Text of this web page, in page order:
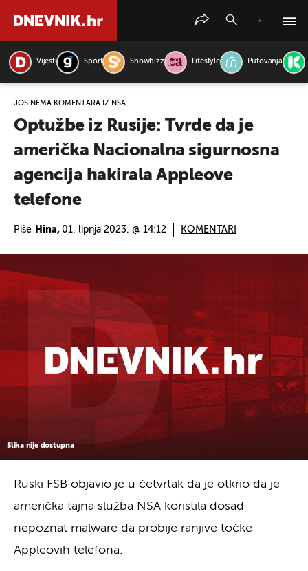
Vijesti Sport Showbizz Lifestyle Putovanja
JOŠ NEMA KOMENTARA IZ NSA
Optužbe iz Rusije: Tvrde da je
američka Nacionalna sigurnosna
agencija hakirala Appleove
telefone
Piše Hina, 01. lipnja 2023. @ 14:12 KOMENTARI
Slika nije dostupna
Ruski FSB objavio je u četvrtak da je otkrio da je
američka tajna služba NSA koristila dosad
nepoznat malware da probije ranjive točke
Appleovih telefona.
PRETRAŽITE VIJESTI